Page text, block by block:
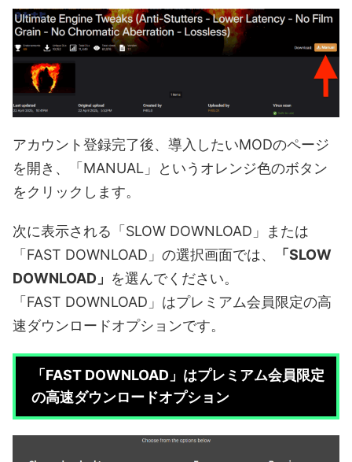
アカウント登録完了後、導入したいMODのページ
を開き、「MANUAL」というオレンジ色のボタン
をクリックします。
次に表示される「SLOW DOWNLOAD」または
「FAST DOWNLOAD」の選択画面では、
「SLOW
DOWNLOAD」 を選んでください。
「FAST DOWNLOAD」はプレミアム会員限定の高
速ダウンロードオプションです。
「FAST DOWNLOAD」はプレミアム会員限定
の高速ダウンロードオプション